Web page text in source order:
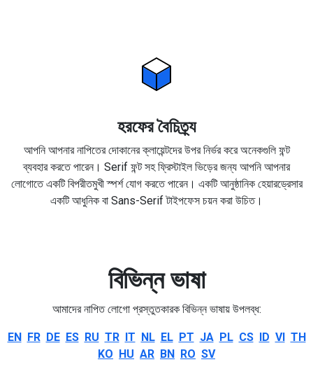
হরফের বৈচিত্র্য
আপনি আপনার নাপিতের দোকানের ক্লায়েন্টদের উপর নির্ভর করে অনেকগুলি ফন্ট
ব্যবহার করতে পারেন। Serif ফন্ট সহ ফ্রিস্টাইল ভিড়ের জন্য আপনি আপনার
লোগোতে একটি বিপরীতমুখী স্পর্শ যোগ করতে পারেন। একটি আনুষ্ঠানিক হেয়ারড্রেসার
একটি আধুনিক বা Sans-Serif টাইপফেস চয়ন করা উচিত।
বিভিন্ন ভাষা
আমাদের নাপিত লোগো প্রস্তুতকারক বিভিন্ন ভাষায় উপলব্ধ:
EN FR DE ES RU TR IT NL EL PT JA PL CS ID VI TH
KO HU AR BN RO SV